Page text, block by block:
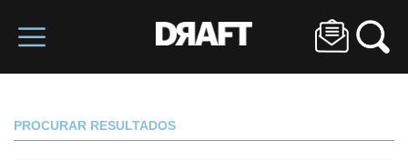
PROCURAR RESULTADOS